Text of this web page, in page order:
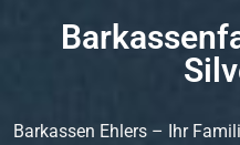
Barkassen Ehlers – Ihr